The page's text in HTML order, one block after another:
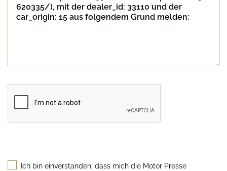
Ich bin einverstanden, dass mich die Motor Presse